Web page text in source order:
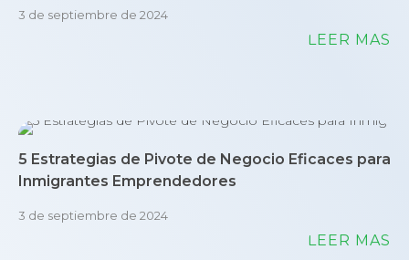
3 de septiembre de 2024
LEER MÁS
5 Estrategias de Pivote de Negocio Eficaces para
Inmigrantes Emprendedores
3 de septiembre de 2024
LEER MÁS